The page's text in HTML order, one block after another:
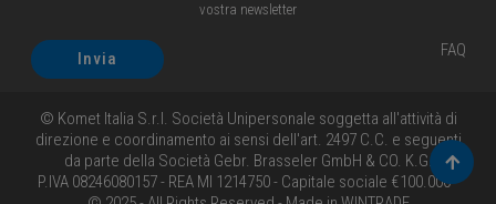
vostra newsletter
Invia FAQ
© Komet Italia S.r.l. Società Unipersonale soggetta all'attività di
direzione e coordinamento ai sensi dell'art. 2497 C.C. e seguenti
da parte della Società Gebr. Brasseler GmbH & CO. K.G.
P.IVA 08246080157 - REA MI 1214750 - Capitale sociale €100.000 -
Torna